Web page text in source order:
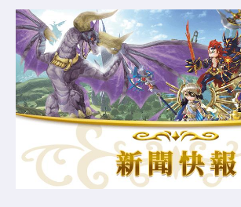
CONTACT
COMMUNITY